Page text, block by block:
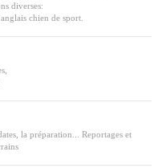
diverses:
chien de sport.
la préparation... Reportages et